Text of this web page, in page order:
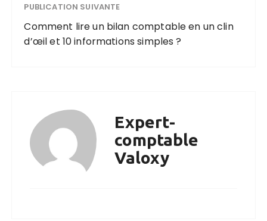
PUBLICATION SUIVANTE
Comment lire un bilan comptable en un clin
d’œil et 10 informations simples ?
Expert-
comptable
Valoxy